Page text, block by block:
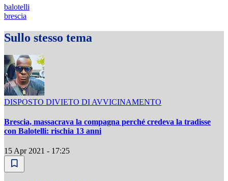
balotelli
brescia
Sullo stesso tema
DISPOSTO DIVIETO DI AVVICINAMENTO
Brescia, massacrava la compagna perché credeva la tradisse
con Balotelli: rischia 13 anni
15 Apr 2021 - 17:25